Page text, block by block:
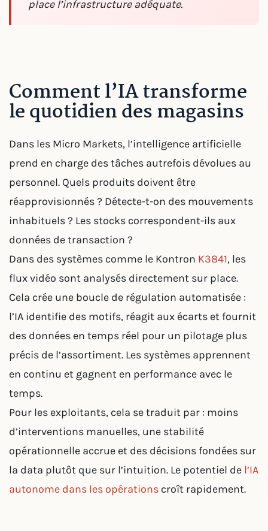
place l’infrastructure adéquate.
Comment l’IA transforme
le quotidien des magasins
Dans les Micro Markets, l’intelligence artificielle
prend en charge des tâches autrefois dévolues au
personnel. Quels produits doivent être
réapprovisionnés ? Détecte-t-on des mouvements
inhabituels ? Les stocks correspondent-ils aux
données de transaction ?
Dans des systèmes comme le Kontron K3841, les
flux vidéo sont analysés directement sur place.
Cela crée une boucle de régulation automatisée :
l’IA identifie des motifs, réagit aux écarts et fournit
des données en temps réel pour un pilotage plus
précis de l’assortiment. Les systèmes apprennent
en continu et gagnent en performance avec le
temps.
Pour les exploitants, cela se traduit par : moins
d’interventions manuelles, une stabilité
opérationnelle accrue et des décisions fondées sur
la data plutôt que sur l’intuition. Le potentiel de l’IA
autonome dans les opérations croît rapidement.